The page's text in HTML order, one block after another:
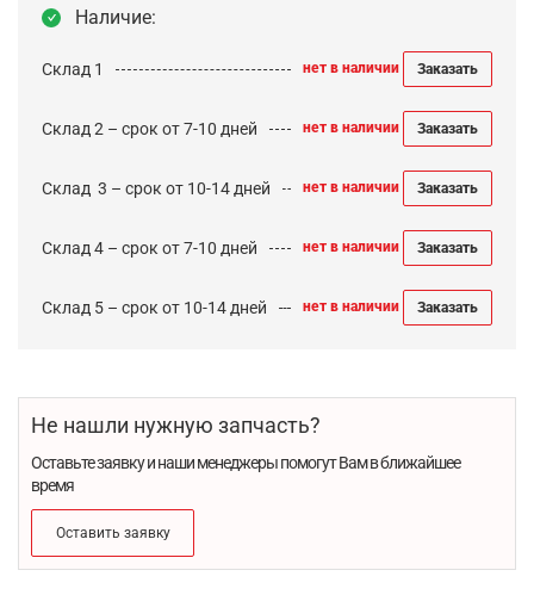
Наличие:
Склад 1 нет в наличии Заказать
Склад 2 – срок от 7-10 дней нет в наличии Заказать
Cклад 3 – срок от 10-14 дней нет в наличии Заказать
Склад 4 – срок от 7-10 дней нет в наличии Заказать
Склад 5 – срок от 10-14 дней нет в наличии Заказать
Не нашли нужную запчасть?
Оставьте заявку и наши менеджеры помогут Вам в ближайшее
время
Оставить заявку